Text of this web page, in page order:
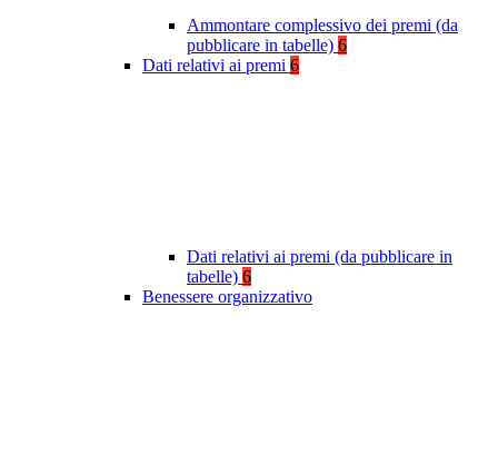
Ammontare complessivo dei premi (da
pubblicare in tabelle) 6
Dati relativi ai premi 6
Dati relativi ai premi (da pubblicare in
tabelle) 6
Benessere organizzativo